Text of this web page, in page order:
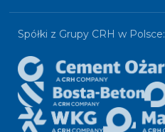
Spółki z Grupy CRH w Polsce: